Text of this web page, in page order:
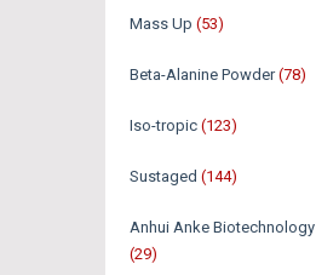
Mass Up (53)
Beta-Alanine Powder (78)
Iso-tropic (123)
Sustaged (144)
Anhui Anke Biotechnology
(29)